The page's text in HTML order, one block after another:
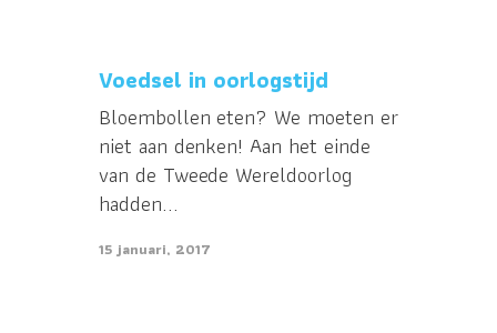
Voedsel in oorlogstijd
Bloembollen eten? We moeten er
niet aan denken! Aan het einde
van de Tweede Wereldoorlog
hadden...
15 januari, 2017